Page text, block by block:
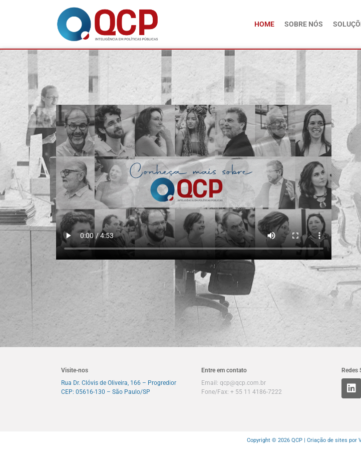
HOME SOBRE NÓS
Visite-nos
Rua Dr. Clóvis de Oliveira, 166 – Progredior
CEP: 05616-130 – São Paulo/SP
Entre em contato
Email: qcp@qcp.com.br
Fone/Fax: + 55 11 4186-7222
Redes
Copyright © 2026 QCP | Criação de sites por